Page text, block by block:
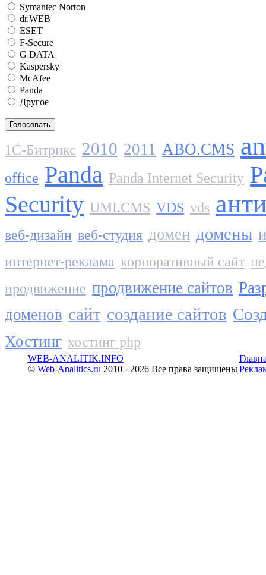
Symantec Norton
dr.WEB
ESET
F-Secure
G DATA
Kaspersky
McAfee
Panda
Другое
1C-Битрикс 2010 2011 ABO.CMS
office Panda Panda Internet Security
Security UMI.CMS VDS vds
веб-дизайн веб-студия домен домены
интернет-реклама корпоративный сайт
продвижение продвижение сайтов
доменов сайт создание сайтов
Хостинг хостинг php
WEB-ANALITIK.INFO
© Web-Analitics.ru2010 - 2026 Все права защищены